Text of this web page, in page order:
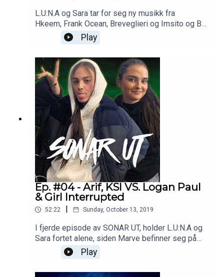
L.U:N.A og Sara tar for seg ny musikk fra
Hkeem, Frank Ocean, Breveglieri og Imsito og B-
Boy Myhre, nyheter om Nicki Minaj, The Game,
Aaron Carter, Kylie Jenner og Cardi B, og
selvfølgelig ukens lytterspørsmål/dilemma. Du
kan også se alle episoder i videoformat på
YLTV.Kontakt:
marius@yltv.nohttps://www.youtube.com/user/Yo
ungLmixtapeshttps://www.mainstream.as/
Play
Ep. #04 - Arif, KSI VS. Logan Paul
& Girl Interrupted
52:22 | Sunday, October 13, 2019
I fjerde episode av SONAR UT, holder L.U:N.A og
Sara fortet alene, siden Marve befinner seg på
østlandet, og har akkurat overlevd Girl Interrupted
Festival 2019. Det blir selvfølgelig prat om
festivalen, og Mias opptreden, samt Arifs nye
Play